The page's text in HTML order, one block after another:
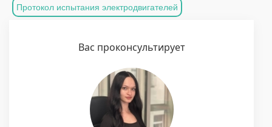
Протокол испытания электродвигателей
Вас проконсультирует